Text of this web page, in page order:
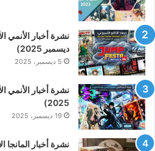
ديسمبر 2025)
5 ديسمبر، 2025
2025)
19 ديسمبر، 2025